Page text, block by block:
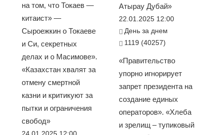
на том, что Токаев —
китаист» —
Сыроежкин о Токаеве
и Си, секретных
делах и о Масимове».
«Казахстан хвалят за
отмену смертной
казни и критикуют за
пытки и ограничения
свобод»
24.01.2025 12:00
Атырау Дубай»
22.01.2025 12:00
День за днем
1119 (40257)
«Правительство
упорно игнорирует
запрет президента на
создание единых
операторов». «Хлеба
и зрелищ – тупиковый